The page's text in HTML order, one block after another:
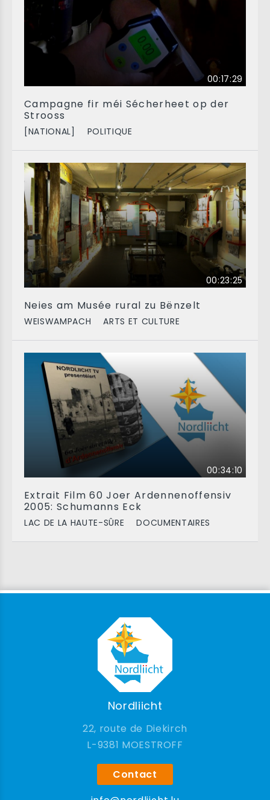
00:17:29
Campagne fir méi Sécherheet op der
Strooss
[NATIONAL] POLITIQUE
00:23:25
Neies am Musée rural zu Bënzelt
WEISWAMPACH ARTS ET CULTURE
00:34:10
Extrait Film 60 Joer Ardennenoffensiv
2005: Schumanns Eck
LAC DE LA HAUTE-SÛRE DOCUMENTAIRES
Nordliicht
22, route de Diekirch
9381 MOESTROFF
Contact